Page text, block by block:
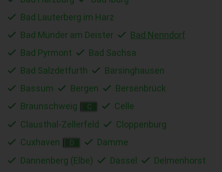
Bad Lauterberg im Harz
Bad Münder am Deister
Bad Nenndorf
Bad Pyrmont
Bad Sachsa
Bad Salzdetfurth
Barsinghausen
Bassum
Bergen
Bersenbrück
Braunschweig
C
Celle
Clausthal-Zellerfeld
Cloppenburg
Cuxhaven
D
Damme
Dannenberg (Elbe)
Dassel
Delmenhorst